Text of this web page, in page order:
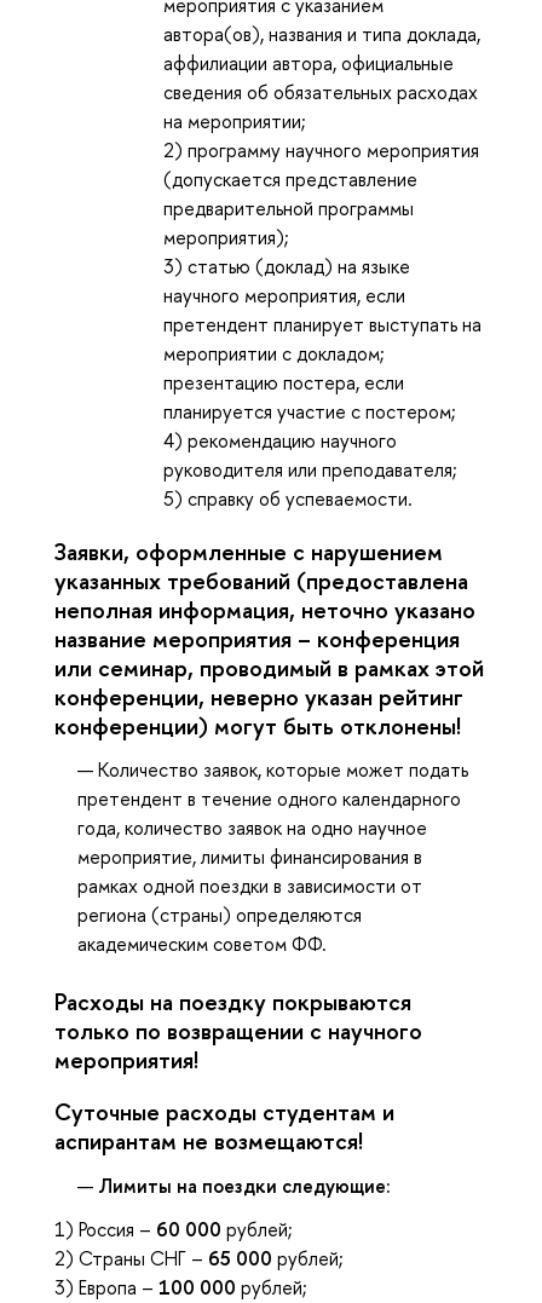
автора(ов), названия и типа доклада,
аффилиации автора, официальные
сведения об обязательных расходах
на мероприятии;
2) программу научного мероприятия
(допускается представление
предварительной программы
мероприятия);
3) статью (доклад) на языке
научного мероприятия, если
претендент планирует выступать на
мероприятии с докладом;
презентацию постера, если
планируется участие с постером;
4) рекомендацию научного
руководителя или преподавателя;
5) справку об успеваемости.
Заявки, оформленные с нарушением
указанных требований (предоставлена
неполная информация, неточно указано
название мероприятия – конференция
или семинар, проводимый в рамках этой
конференции, неверно указан рейтинг
конференции) могут быть отклонены!
Количество заявок, которые может подать
претендент в течение одного календарного
года, количество заявок на одно научное
мероприятие, лимиты финансирования в
рамках одной поездки в зависимости от
региона (страны) определяются
академическим советом ФФ.
Расходы на поездку покрываются
только по возвращении с научного
мероприятия!
Суточные расходы студентам и
аспирантам не возмещаются!
Лимиты на поездки следующие:
1) Россия – 60 000 рублей;
2) Страны СНГ – 65 000 рублей;
3) Европа – 100 000 рублей;